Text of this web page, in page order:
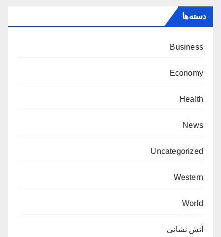
دسته‌ها
Business
Economy
Health
News
Uncategorized
Western
World
آتش نشانی